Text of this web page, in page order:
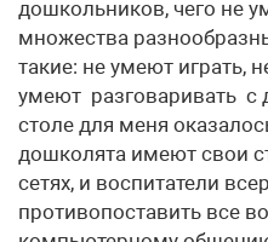
дошкольников, чего не
множества
такие: не умеют играть,
умеют разговаривать с
столе для меня
дошколята имеют свои
сетях, и воспитатели
противопоставить все